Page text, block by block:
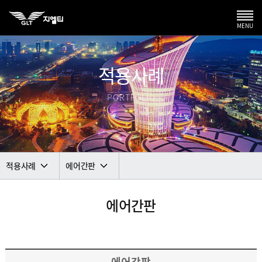
MENU
적용사례
PORTFOLIO
적용사례 에어간판
에어간판